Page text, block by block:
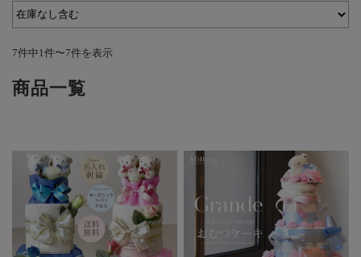
7件中1件〜7件を表示
商品一覧